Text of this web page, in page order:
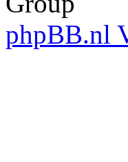
phpBB.nl